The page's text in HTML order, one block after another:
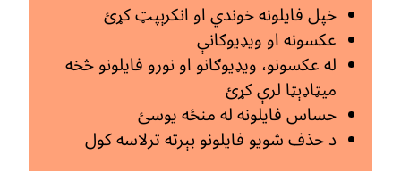
خپل فایلونه خوندي او انکرېپټ کړئ
عکسونه او ویډیوګانې
له عکسونو، ویډیوګانو او نورو فایلونو څخه
میټاډېټا لرې کړئ
حساس فایلونه له منځه یوسئ
د حذف شویو فایلونو بېرته ترلاسه کول